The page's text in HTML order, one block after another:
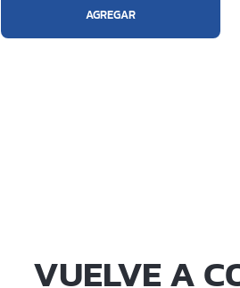
AGREGAR
VUELVE A